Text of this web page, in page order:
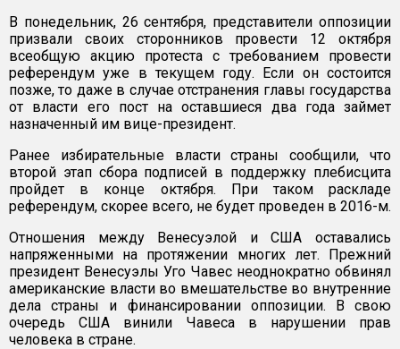
В понедельник, 26 сентября, представители оппозиции
призвали своих сторонников провести 12 октября
всеобщую акцию протеста с требованием провести
референдум уже в текущем году. Если он состоится
позже, то даже в случае отстранения главы государства
от власти его пост на оставшиеся два года займет
назначенный им вице-президент.
Ранее избирательные власти страны сообщили, что
второй этап сбора подписей в поддержку плебисцита
пройдет в конце октября. При таком раскладе
референдум, скорее всего, не будет проведен в 2016-м.
Отношения между Венесуэлой и США оставались
напряженными на протяжении многих лет. Прежний
президент Венесуэлы Уго Чавес неоднократно обвинял
американские власти во вмешательстве во внутренние
дела страны и финансировании оппозиции. В свою
очередь США винили Чавеса в нарушении прав
человека в стране.